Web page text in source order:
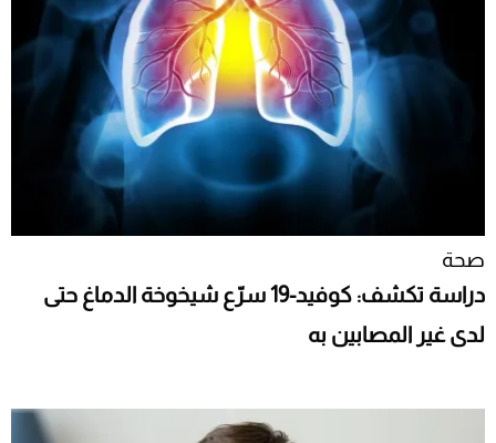
صحة
دراسة تكشف: كوفيد-19 سرّع شيخوخة الدماغ حتى
لدى غير المصابين به